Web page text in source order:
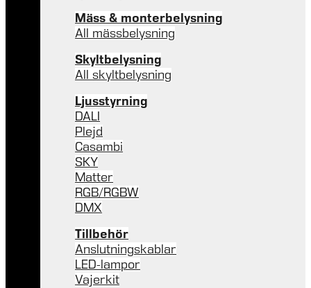
Mäss & monterbelysning
All mässbelysning
Skyltbelysning
All skyltbelysning
Ljusstyrning
DALI
Plejd
Casambi
SKY
Matter
RGB/RGBW
DMX
Tillbehör
Anslutningskablar
LED-lampor
Vajerkit